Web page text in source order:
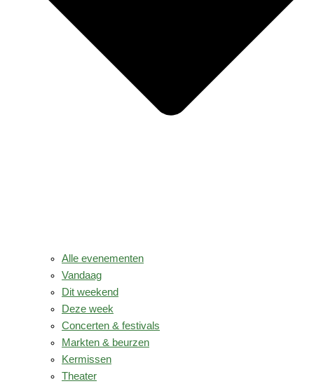
Alle evenementen
Vandaag
Dit weekend
Deze week
Concerten & festivals
Markten & beurzen
Kermissen
Theater